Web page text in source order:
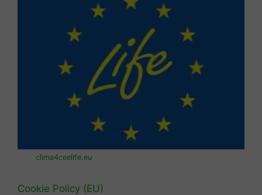
clima4ceelife.eu
Cookie Policy (EU)